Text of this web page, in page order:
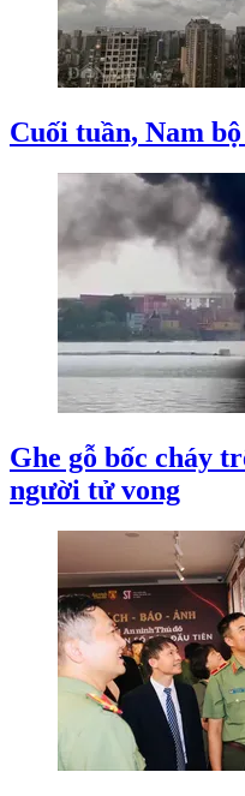
Cuối tuần, Nam
Ghe gỗ bốc cháy
người tử vong